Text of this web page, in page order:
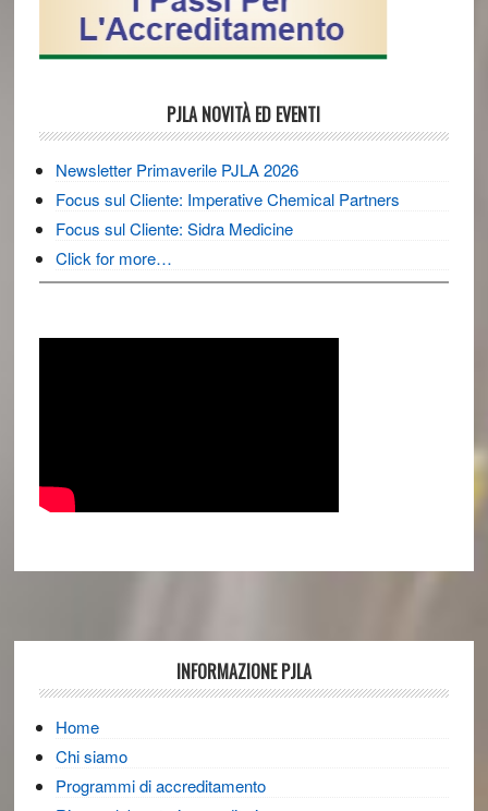
PJLA NOVITÀ ED EVENTI
Newsletter Primaverile PJLA 2026
Focus sul Cliente: Imperative Chemical Partners
Focus sul Cliente: Sidra Medicine
Click for more…
INFORMAZIONE PJLA
Home
Chi siamo
Programmi di accreditamento